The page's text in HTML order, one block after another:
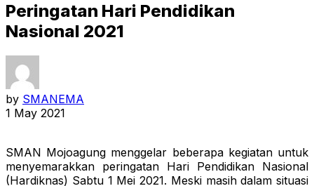
Peringatan Hari Pendidikan
Nasional 2021
by SMANEMA
1 May 2021
SMAN Mojoagung menggelar beberapa kegiatan untuk
menyemarakkan peringatan Hari Pendidikan Nasional
(Hardiknas) Sabtu 1 Mei 2021. Meski masih dalam situasi